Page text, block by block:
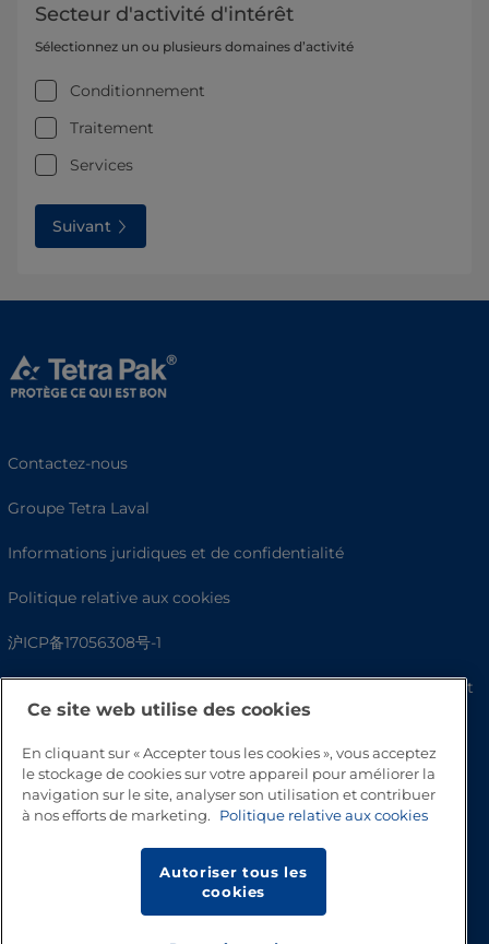
Secteur d'activité d'intérêt
Sélectionnez un ou plusieurs domaines d’activité
Conditionnement
Traitement
Services
Suivant
Contactez-nous
Groupe Tetra Laval
Informations juridiques et de confidentialité
Politique relative aux cookies
沪ICP备17056308号-1
Fighting Against Forced Labour and Child Labour Statement
Ce site web utilise des cookies
En cliquant sur « Accepter tous les cookies », vous acceptez
le stockage de cookies sur votre appareil pour améliorer la
navigation sur le site, analyser son utilisation et contribuer
à nos efforts de marketing.
Politique relative aux cookies
Autoriser tous les
cookies